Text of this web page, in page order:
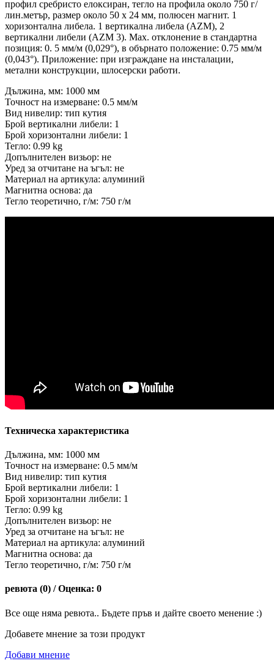
профил сребристо елоксиран, тегло на профила около 750 г/
лин.метър, размер около 50 x 24 мм, полюсен магнит. 1
хоризонтална либела. 1 вертикална либела (AZM), 2
вертикални либели (AZM 3). Мax. отклонение в стандартна
позиция: 0. 5 мм/м (0,029°), в обърнато положение: 0.75 мм/м
(0,043°). Приложение: при изграждане на инсталации,
метални конструкции, шлосерски работи.
Дължина, мм: 1000 мм
Точност на измерване: 0.5 мм/м
Вид нивелир: тип кутия
Брой вертикални либели: 1
Брой хоризонтални либели: 1
Тегло: 0.99 kg
Допълнителен визьор: не
Уред за отчитане на ъгъл: не
Материал на артикула: алуминий
Магнитна основа: да
Тегло теоретично, г/м: 750 г/м
Техническа характеристика
Дължина, мм: 1000 мм
Точност на измерване: 0.5 мм/м
Вид нивелир: тип кутия
Брой вертикални либели: 1
Брой хоризонтални либели: 1
Тегло: 0.99 kg
Допълнителен визьор: не
Уред за отчитане на ъгъл: не
Материал на артикула: алуминий
Магнитна основа: да
Тегло теоретично, г/м: 750 г/м
ревюта (0) / Оценка: 0
Все още няма ревюта.. Бъдете пръв и дайте своето менение :)
Добавете мнение за този продукт
Добави мнение